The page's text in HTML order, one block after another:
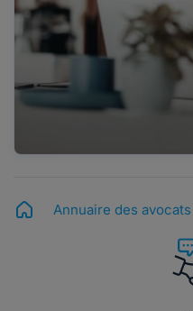
Annuaire des avocats